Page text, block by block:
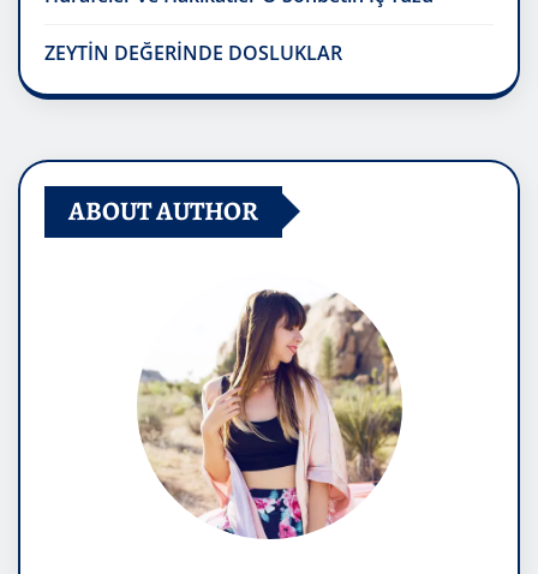
ZEYTİN DEĞERİNDE DOSLUKLAR
ABOUT AUTHOR